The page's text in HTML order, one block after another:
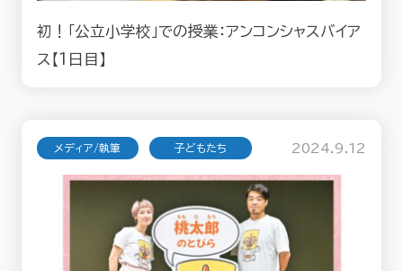
初！「公立小学校」での授業：アンコンシャスバイア
ス【1日目】
メディア/執筆 子どもたち 2024.9.12